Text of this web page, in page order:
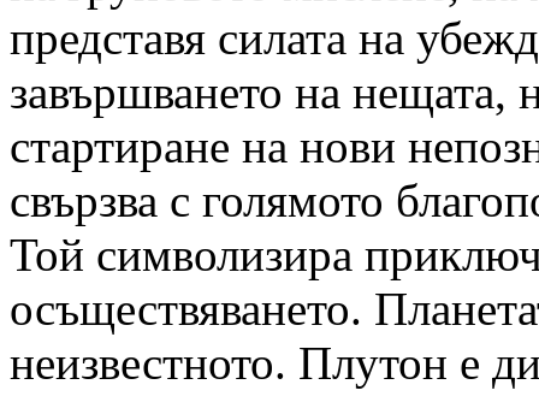
представя силата на
завършването на нещата,
стартиране на нови
свързва с голямото
Той символизира
осъществяването.
неизвестното. Плутон е